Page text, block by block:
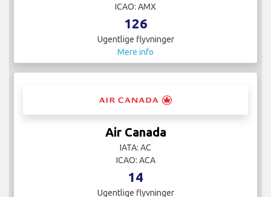
ICAO: AMX
126
Ugentlige flyvninger
Mere info
Air Canada
IATA: AC
ICAO: ACA
14
Ugentlige flyvninger